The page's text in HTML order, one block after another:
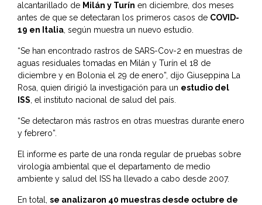
alcantarillado de Milán y Turín en diciembre, dos meses
antes de que se detectaran los primeros casos de COVID-
19 en Italia , según muestra un nuevo estudio.
“Se han encontrado rastros de SARS-Cov-2 en muestras de
aguas residuales tomadas en Milán y Turín el 18 de
diciembre y en Bolonia el 29 de enero”, dijo Giuseppina La
Rosa, quien dirigió la investigación para un estudio del
ISS , el instituto nacional de salud del país.
“Se detectaron más rastros en otras muestras durante enero
y febrero”.
El informe es parte de una ronda regular de pruebas sobre
virología ambiental que el departamento de medio
ambiente y salud del ISS ha llevado a cabo desde 2007.
En total, se analizaron 40 muestras desde octubre de